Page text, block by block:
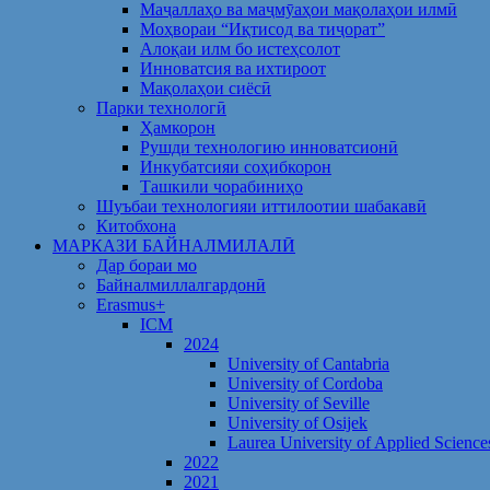
Маҷаллаҳо ва маҷмӯаҳои мақолаҳои илмӣ
Моҳвораи “Иқтисод ва тиҷорат”
Алоқаи илм бо истеҳсолот
Инноватсия ва ихтироот
Мақолаҳои сиёсӣ
Парки технологӣ
Ҳамкорон
Рушди технологию инноватсионӣ
Инкубатсияи соҳибкорон
Ташкили чорабиниҳо
Шуъбаи технологияи иттилоотии шабакавӣ
Китобхона
МАРКАЗИ БАЙНАЛМИЛАЛӢ
Дар бораи мо
Байналмиллалгардонӣ
Erasmus+
ICM
2024
University of Cantabria
University of Cordoba
University of Seville
University of Osijek
Laurea University of Applied
2022
2021